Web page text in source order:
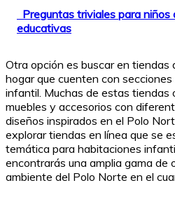
Preguntas triviales para
educativas
Otra opción es buscar en tiendas
hogar que cuenten con
infantil. Muchas de estas tiendas
muebles y accesorios con
diseños inspirados en el Polo
explorar tiendas en línea que se
temática para habitaciones
encontrarás una amplia gama de
ambiente del Polo Norte en el